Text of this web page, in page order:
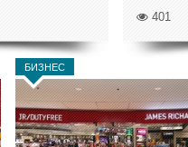
401
БИЗНЕС